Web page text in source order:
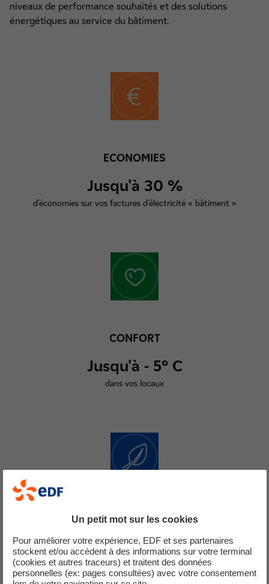
niveaux de performance souhaités et des solutions
énergétiques au service du bâtiment.
ECONOMIES
Jusqu'à 30 %
d'économies sur vos factures d'électricité « bâtiment »
CONFORT
Jusqu'à - 5° C
dans vos locaux
ENVIRONNEMENT
Jusqu'à 100 %
de réduction des émissions de GES
Un petit mot sur les cookies
Pour améliorer votre expérience, EDF et ses partenaires
stockent et/ou accèdent à des informations sur votre terminal
(cookies et autres traceurs) et traitent des données
personnelles (ex: pages consultées) avec votre consentement